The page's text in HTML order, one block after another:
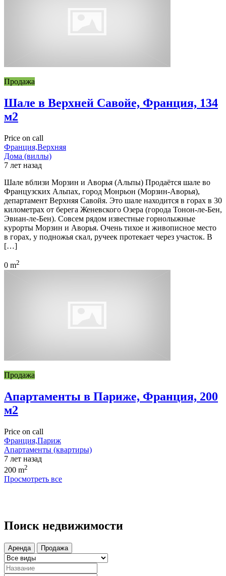
Продажа
Шале в Верхней Савойе, Франция, 134
м2
Price on call
Франция,Верхняя
Дома (виллы)
7 лет назад
Шале вблизи Морзин и Аворья (Альпы) Продаётся шале во
Французских Альпах, город Монрьон (Морзин-Аворья),
департамент Верхняя Савойя. Это шале находится в горах в 30
километрах от берега Женевского Озера (города Тонон-ле-Бен,
Эвиан-ле-Бен). Совсем рядом известные горнолыжные
курорты Морзин и Аворья. Очень тихое и живописное место
в горах, у подножья скал, ручеек протекает через участок. В
[…]
0 m2
Продажа
Апартаменты в Париже, Франция, 200
м2
Price on call
Франция,Париж
Апартаменты (квартиры)
7 лет назад
200 m2
Просмотреть все
Поиск недвижимости
Аренда Продажа